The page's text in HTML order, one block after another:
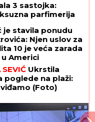
3 sastojka:
parfimerija
je stavila ponudu
Njen uslov za
10 je veća zarada
Americi
SEVIĆ Ukrstila
poglede na plaži:
(Foto)